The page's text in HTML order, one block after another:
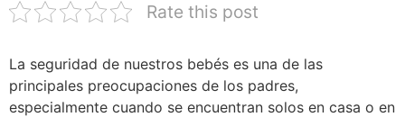
Rate this post
La seguridad de nuestros bebés es una de las
principales preocupaciones de los padres,
especialmente cuando se encuentran solos en casa o en